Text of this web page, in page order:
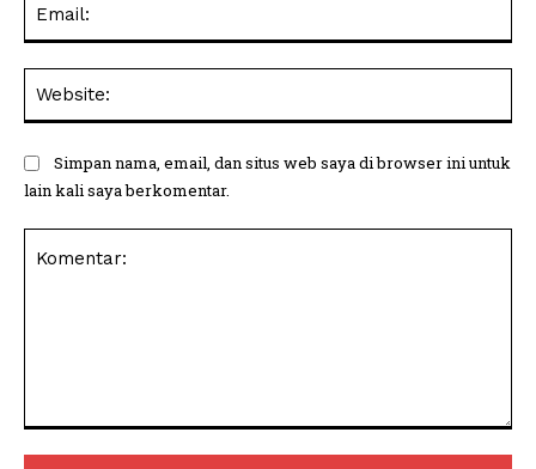
Simpan nama, email, dan situs web saya di browser ini untuk
lain kali saya berkomentar.